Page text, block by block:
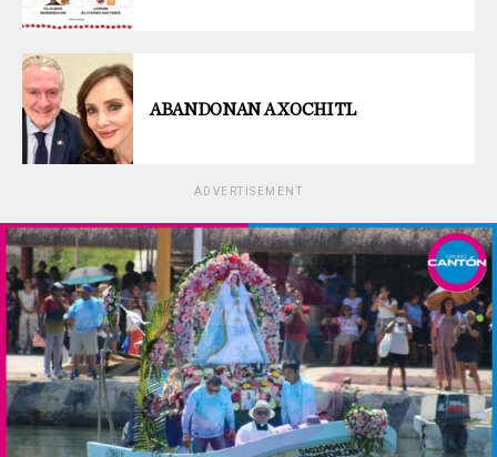
ABANDONAN A XOCHITL
ADVERTISEMENT